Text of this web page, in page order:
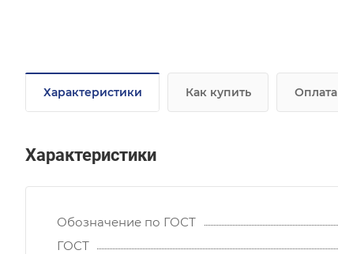
Характеристики Как купить Оплата
Характеристики
Обозначение по ГОСТ
ГОСТ